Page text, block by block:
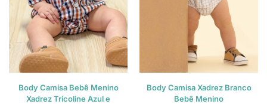
Body Camisa Bebê Menino
Xadrez Tricoline Azul e
Body Camisa Xadrez Branco
Bebê Menino